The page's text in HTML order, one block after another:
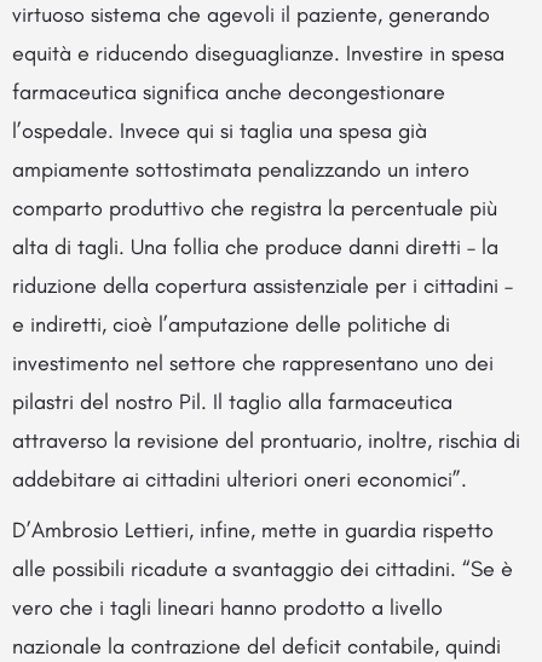
virtuoso sistema che agevoli il paziente, generando
equità e riducendo diseguaglianze. Investire in spesa
farmaceutica significa anche decongestionare
l’ospedale. Invece qui si taglia una spesa già
ampiamente sottostimata penalizzando un intero
comparto produttivo che registra la percentuale più
alta di tagli. Una follia che produce danni diretti – la
riduzione della copertura assistenziale per i cittadini –
e indiretti, cioè l’amputazione delle politiche di
investimento nel settore che rappresentano uno dei
pilastri del nostro Pil. Il taglio alla farmaceutica
attraverso la revisione del prontuario, inoltre, rischia di
addebitare ai cittadini ulteriori oneri economici”.
D’Ambrosio Lettieri, infine, mette in guardia rispetto
alle possibili ricadute a svantaggio dei cittadini. “Se è
vero che i tagli lineari hanno prodotto a livello
nazionale la contrazione del deficit contabile, quindi